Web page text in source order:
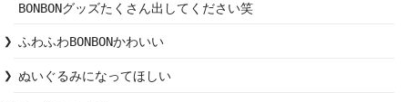
BONBONグッズたくさん出してください笑
ふわふわBONBONかわいい
ぬいぐるみになってほしい